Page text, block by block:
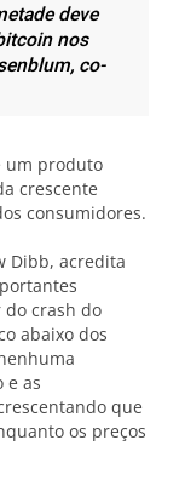
deve
nos
co-
um produto
crescente
consumidores.
Dibb, acredita
do crash do
abaixo dos
e as
que
os preços